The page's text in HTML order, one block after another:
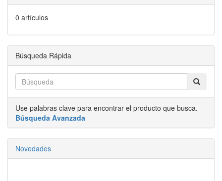
0 artículos
Búsqueda Rápida
Use palabras clave para encontrar el producto que busca.
Búsqueda Avanzada
Novedades